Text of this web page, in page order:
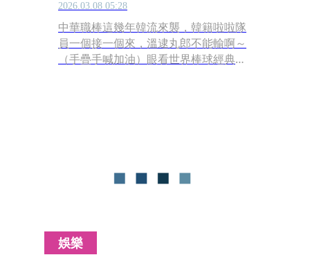
2026.03.08 05:28
中華職棒這幾年韓流來襲，韓籍啦啦隊
員一個接一個來，溫逮丸郎不能輸啊～
（手疊手喊加油）眼看世界棒球經典賽
（想歪的自己去面壁）難道這就是傳說
中的「沒有人是『橘』外人」？（立刻
娛樂